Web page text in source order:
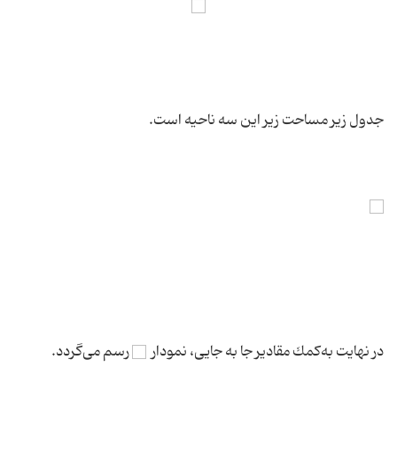
جدول زیر مساحت زیر این سه ناحیه است.
در نهایت به‌كمك مقادیر جا به جایی، نمودار رسم می‌گردد.